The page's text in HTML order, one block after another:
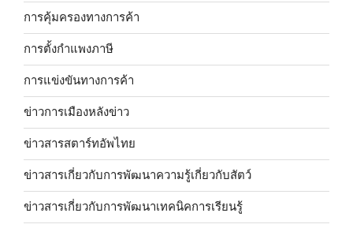
การคุ้มครองทางการค้า
การตั้งกำแพงภาษี
การแข่งขันทางการค้า
ข่าวการเมืองหลังข่าว
ข่าวสารสตาร์ทอัพไทย
ข่าวสารเกี่ยวกับการพัฒนาความรู้เกี่ยวกับสัตว์
ข่าวสารเกี่ยวกับการพัฒนาเทคนิคการเรียนรู้